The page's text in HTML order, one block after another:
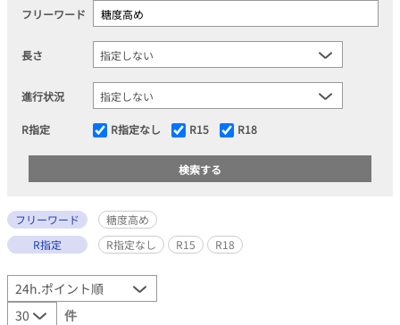
フリーワード
長さ
進行状況
R指定 R指定なし R15 R18
フリーワード
糖度高め
R指定
R指定なし R15 R18
件